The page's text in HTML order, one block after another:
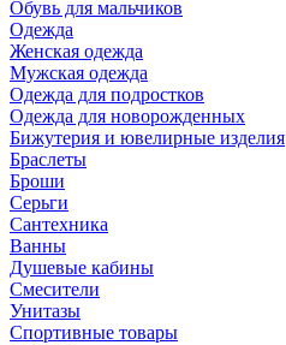
Обувь для мальчиков
Одежда
Женская одежда
Мужская одежда
Одежда для подростков
Одежда для новорожденных
Бижутерия и ювелирные изделия
Браслеты
Броши
Серьги
Сантехника
Ванны
Душевые кабины
Смесители
Унитазы
Спортивные товары